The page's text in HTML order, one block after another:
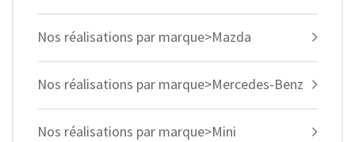
Nos réalisations par marque>Mazda
Nos réalisations par marque>Mercedes-Benz
Nos réalisations par marque>Mini